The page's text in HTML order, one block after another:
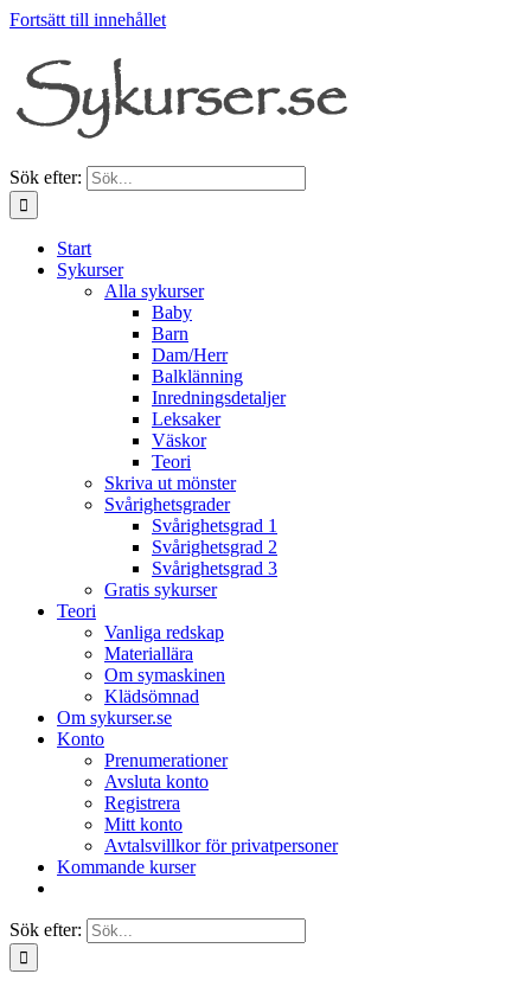
Fortsätt till innehållet
Sök efter:
Start
Sykurser
Alla sykurser
Baby
Barn
Dam/Herr
Balklänning
Inredningsdetaljer
Leksaker
Väskor
Teori
Skriva ut mönster
Svårighetsgrader
Svårighetsgrad 1
Svårighetsgrad 2
Svårighetsgrad 3
Gratis sykurser
Teori
Vanliga redskap
Materiallära
Om symaskinen
Klädsömnad
Om sykurser.se
Konto
Prenumerationer
Avsluta konto
Registrera
Mitt konto
Avtalsvillkor för privatpersoner
Kommande kurser
Sök efter: